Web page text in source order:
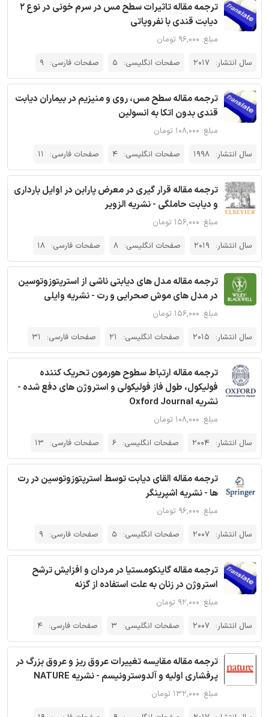
ترجمه مقاله تاثیرات سطح مس در سرم خونی در نوع 2
دیابت قندی با نفروپاتی
مبلغ: ۹۶,۰۰۰ تومان
سال انتشار: 2017 صفحات انگلیسی: 5 صفحات فارسی: 9
ترجمه مقاله سطح مس، روی و منیزیم در بیماران دیابت
قندی بدون اتکا به انسولین
مبلغ: ۱۰۸,۰۰۰ تومان
سال انتشار: 1998 صفحات انگلیسی: 4 صفحات فارسی: 11
ترجمه مقاله قرار گیری در معرض پارابن در اوایل بارداری
و دیابت حاملگی - نشریه الزویر
مبلغ: ۱۵۶,۰۰۰ تومان
سال انتشار: 2019 صفحات انگلیسی: 8 صفحات فارسی: 18
ترجمه مقاله مدل های دیابتی ناشی از استرپتوزوتوسین
در مدل های موش صحرایی و رت - نشریه وایلی
مبلغ: ۱۵۶,۰۰۰ تومان
سال انتشار: 2015 صفحات انگلیسی: 21 صفحات فارسی: 31
ترجمه مقاله ارتباط سطوح هورمون تحریک کننده
فولیکول، طول فاز فولیکولی و استروژن های دفع شده -
نشریه Oxford Journal
مبلغ: ۱۰۸,۰۰۰ تومان
سال انتشار: 2004 صفحات انگلیسی: 6 صفحات فارسی: 13
ترجمه مقاله القای دیابت توسط استرپتوزوتوسین در رت
ها - نشریه اشپرینگر
مبلغ: ۹۶,۰۰۰ تومان
سال انتشار: 2007 صفحات انگلیسی: 5 صفحات فارسی: 9
ترجمه مقاله گاینکومستیا در مردان و افزایش ترشح
استروژن در زنان به علت استفاده از گزنه
مبلغ: ۹۲,۰۰۰ تومان
سال انتشار: 2007 صفحات انگلیسی: 3 صفحات فارسی: 4
ترجمه مقاله مقایسه‌ تغییرات عروق ریز و عروق بزرگ در
پرفشاری اولیه و آلدوسترونیسم - نشریه NATURE
مبلغ: ۱۳۲,۰۰۰ تومان